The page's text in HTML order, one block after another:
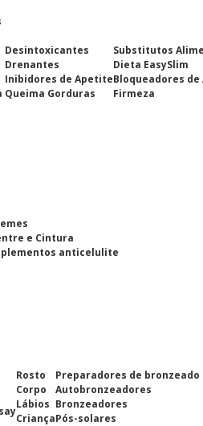
Desintoxicantes
Drenantes
Inibidores de Apetite
Queima Gorduras
Substitutos
Dieta EasySlim
Bloqueadores de
Firmeza
e Cintura
anticelulite
Rosto
Corpo
Lábios
Criança
Preparadores de bronzeado
Autobronzeadores
Bronzeadores
Pós-solares